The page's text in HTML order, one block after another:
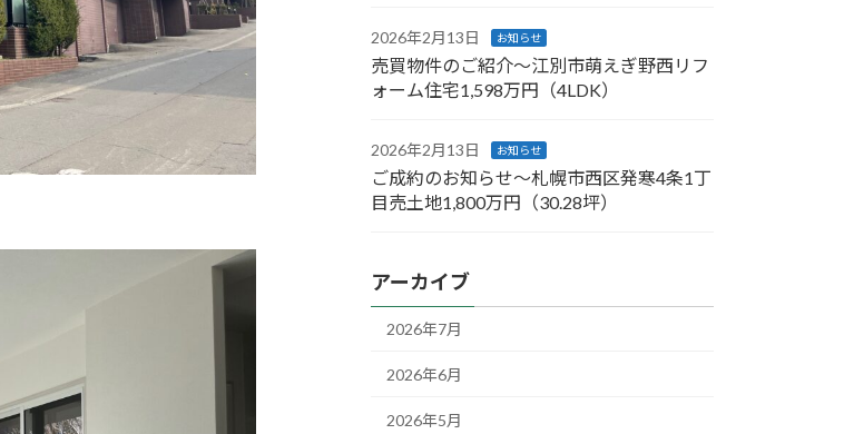
2026年2月13日 お知らせ
売買物件のご紹介～江別市萌えぎ野西リフ
ォーム住宅1,598万円（4LDK）
2026年2月13日 お知らせ
ご成約のお知らせ～札幌市西区発寒4条1丁
目売土地1,800万円（30.28坪）
アーカイブ
2026年7月
2026年6月
2026年5月